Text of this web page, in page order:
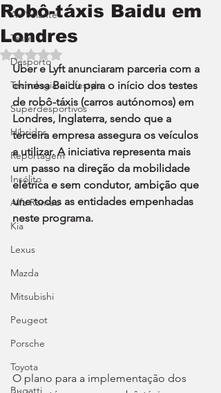
Ao Volante
Teste
Desporto
Tecnologia e Lifestyle
Superdesportivos
Híbridos
Reportagem
Insólito
Alfa Romeo
Kia
Lexus
Mazda
Mitsubishi
Peugeot
Porsche
Toyota
Bugatti
Robô-táxis Baidu em
Londres
Avaliado com NaN de 5 estrelas.
Uber e Lyft anunciaram parceria com a
chinesa Baidu para o início dos testes
de robô-táxis (carros autónomos) em
Londres, Inglaterra, sendo que a
terceira empresa assegura os veículos
a utilizar. A iniciativa representa mais
um passo na direção da mobilidade
elétrica e sem condutor, ambição que
une todas as entidades empenhadas
neste programa.
O plano para a implementação dos